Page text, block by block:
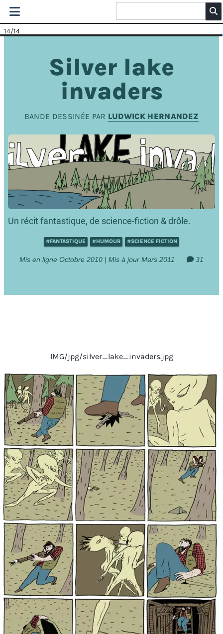
14/14
Silver lake
invaders
BANDE DESSINÉE PAR LUDWICK HERNANDEZ
Un récit fantastique, de science-fiction & drôle.
#FANTASTIQUE #HUMOUR #SCIENCE FICTION
Mis en ligne Octobre 2010 | Mis à jour Mars 2011 31
IMG/jpg/silver_lake_invaders.jpg